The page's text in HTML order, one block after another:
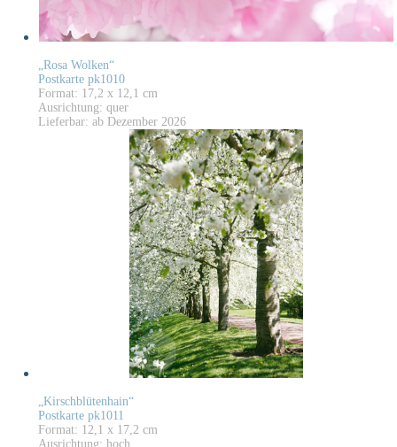
„Rosa Wolken“
Postkarte pk1010
Format: 17,2 x 12,1 cm
Ausrichtung: quer
Lieferbar: ab Dezember 2026
„Kirschblütenhain“
Postkarte pk1011
Format: 12,1 x 17,2 cm
Ausrichtung: hoch